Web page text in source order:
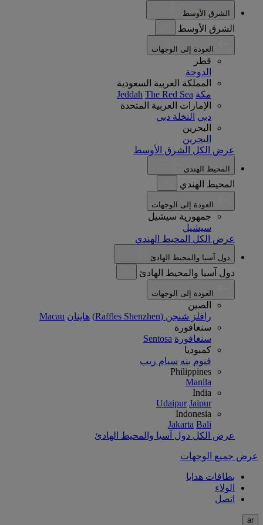
الشرق الأوسط
الشرق الأوسط
قطر
الدوحة
المملكة العربية السعودية
مكة
Jeddah The Red Sea
الإمارات العربية المتحدة
دبي النخلة دبي
البحرين
البحرين
عرض الكل الشرق الأوسط
المحيط الهندي
المحيط الهندي
جمهورية سيشيل
سيشيل
عرض الكل المحيط الهندي
دول آسيا والمحيط الهادئ
دول آسيا والمحيط الهادئ
الصين
رافلز شنجن (Raffles Shenzhen)
هاينان Macau
سنغافورة
سنغافورة Sentosa
كمبوديا
فنوم بنه سيام ريب
Philippines
Manila
India
Udaipur Jaipur
Indonesia
Jakarta Bali
عرض الكل دول آسيا والمحيط الهادئ
عرض جميع الوجهات
بطاقات هدايا
الولاء
اتصل
ar